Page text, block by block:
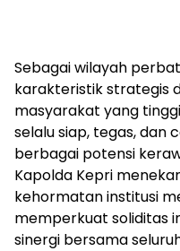
Sebagai wilayah
karakteristik strategis
masyarakat yang
selalu siap, tegas, dan
berbagai potensi
Kapolda Kepri
kehormatan institusi
memperkuat soliditas
sinergi bersama